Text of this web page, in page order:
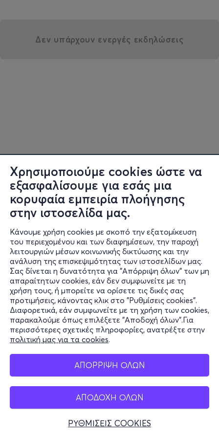
Χρησιμοποιούμε cookies ώστε να
εξασφαλίσουμε για εσάς μια
κορυφαία εμπειρία πλοήγησης
στην ιστοσελίδα μας.
Κάνουμε χρήση cookies με σκοπό την εξατομίκευση
του περιεχομένου και των διαφημίσεων, την παροχή
λειτουργιών μέσων κοινωνικής δικτύωσης και την
ανάλυση της επισκεψιμότητας των ιστοσελίδων μας.
Σας δίνεται η δυνατότητα για "Απόρριψη όλων" των μη
απαραίτητων cookies, εάν δεν συμφωνείτε με τη
χρήση τους, ή μπορείτε να ορίσετε τις δικές σας
προτιμήσεις, κάνοντας κλικ στο "Ρυθμίσεις cookies".
Διαφορετικά, εάν συμφωνείτε με τη χρήση των cookies,
παρακαλούμε όπως επιλέξετε "Αποδοχή όλων".Για
περισσότερες σχετικές πληροφορίες, ανατρέξτε στην
πολιτική μας για τα cookies.
ΑΠΟΡΡΙΨΗ ΟΛΩΝ
ΑΠΟΔΟΧΗ ΟΛΩΝ
ΡΥΘΜΙΣΕΙΣ COOKIES
Δεν υπάρχουν ενεργές εκδηλώσεις